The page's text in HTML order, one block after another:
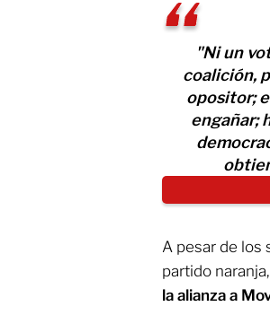
"Ni un
coalición,
opositor;
engañar;
A pesar de los
partido naranja,
la alianza a